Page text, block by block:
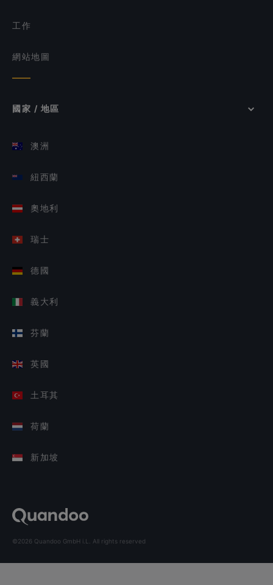
工作
網站地圖
國家 / 地區
澳洲
紐西蘭
奧地利
瑞士
德國
義大利
芬蘭
英國
土耳其
荷蘭
新加坡
©2026 Quandoo GmbH i.L. All rights reserved